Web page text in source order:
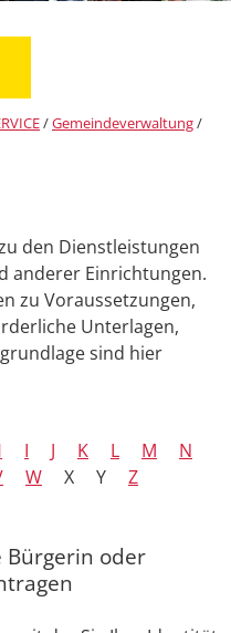
/Gemeindeverwaltung/
den Dienstleistungen
anderer Einrichtungen.
zu Voraussetzungen,
Unterlagen,
sind hier
I J K L M
N
W X Y Z
Bürgerin oder